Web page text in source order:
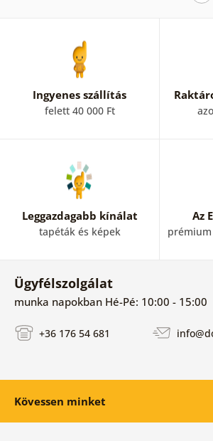
Ingyenes szállítás
felett 40 000 Ft
Leggazdagabb kínálat
tapéták és képek
Az
Ügyfélszolgálat
munka napokban Hé-Pé: 10:00 - 15:00
+36 176 54 681
Kövessen minket